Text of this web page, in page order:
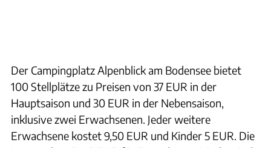
Der Campingplatz Alpenblick am Bodensee bietet
100 Stellplätze zu Preisen von 37 EUR in der
Hauptsaison und 30 EUR in der Nebensaison,
inklusive zwei Erwachsenen. Jeder weitere
Erwachsene kostet 9,50 EUR und Kinder 5 EUR. Die